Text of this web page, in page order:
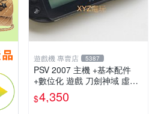
遊戲機 專賣店 5387
PSV 2007 主機 +基本配件
+數位化 遊戲 刀劍神域 虛空
幻界 保修一年
$4,350